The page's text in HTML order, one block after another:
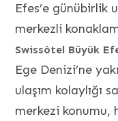
Efes’e
merkezli
Swissôtel Büyük
Ege Denizi’ne
ulaşım kolaylığı
merkezi konumu,